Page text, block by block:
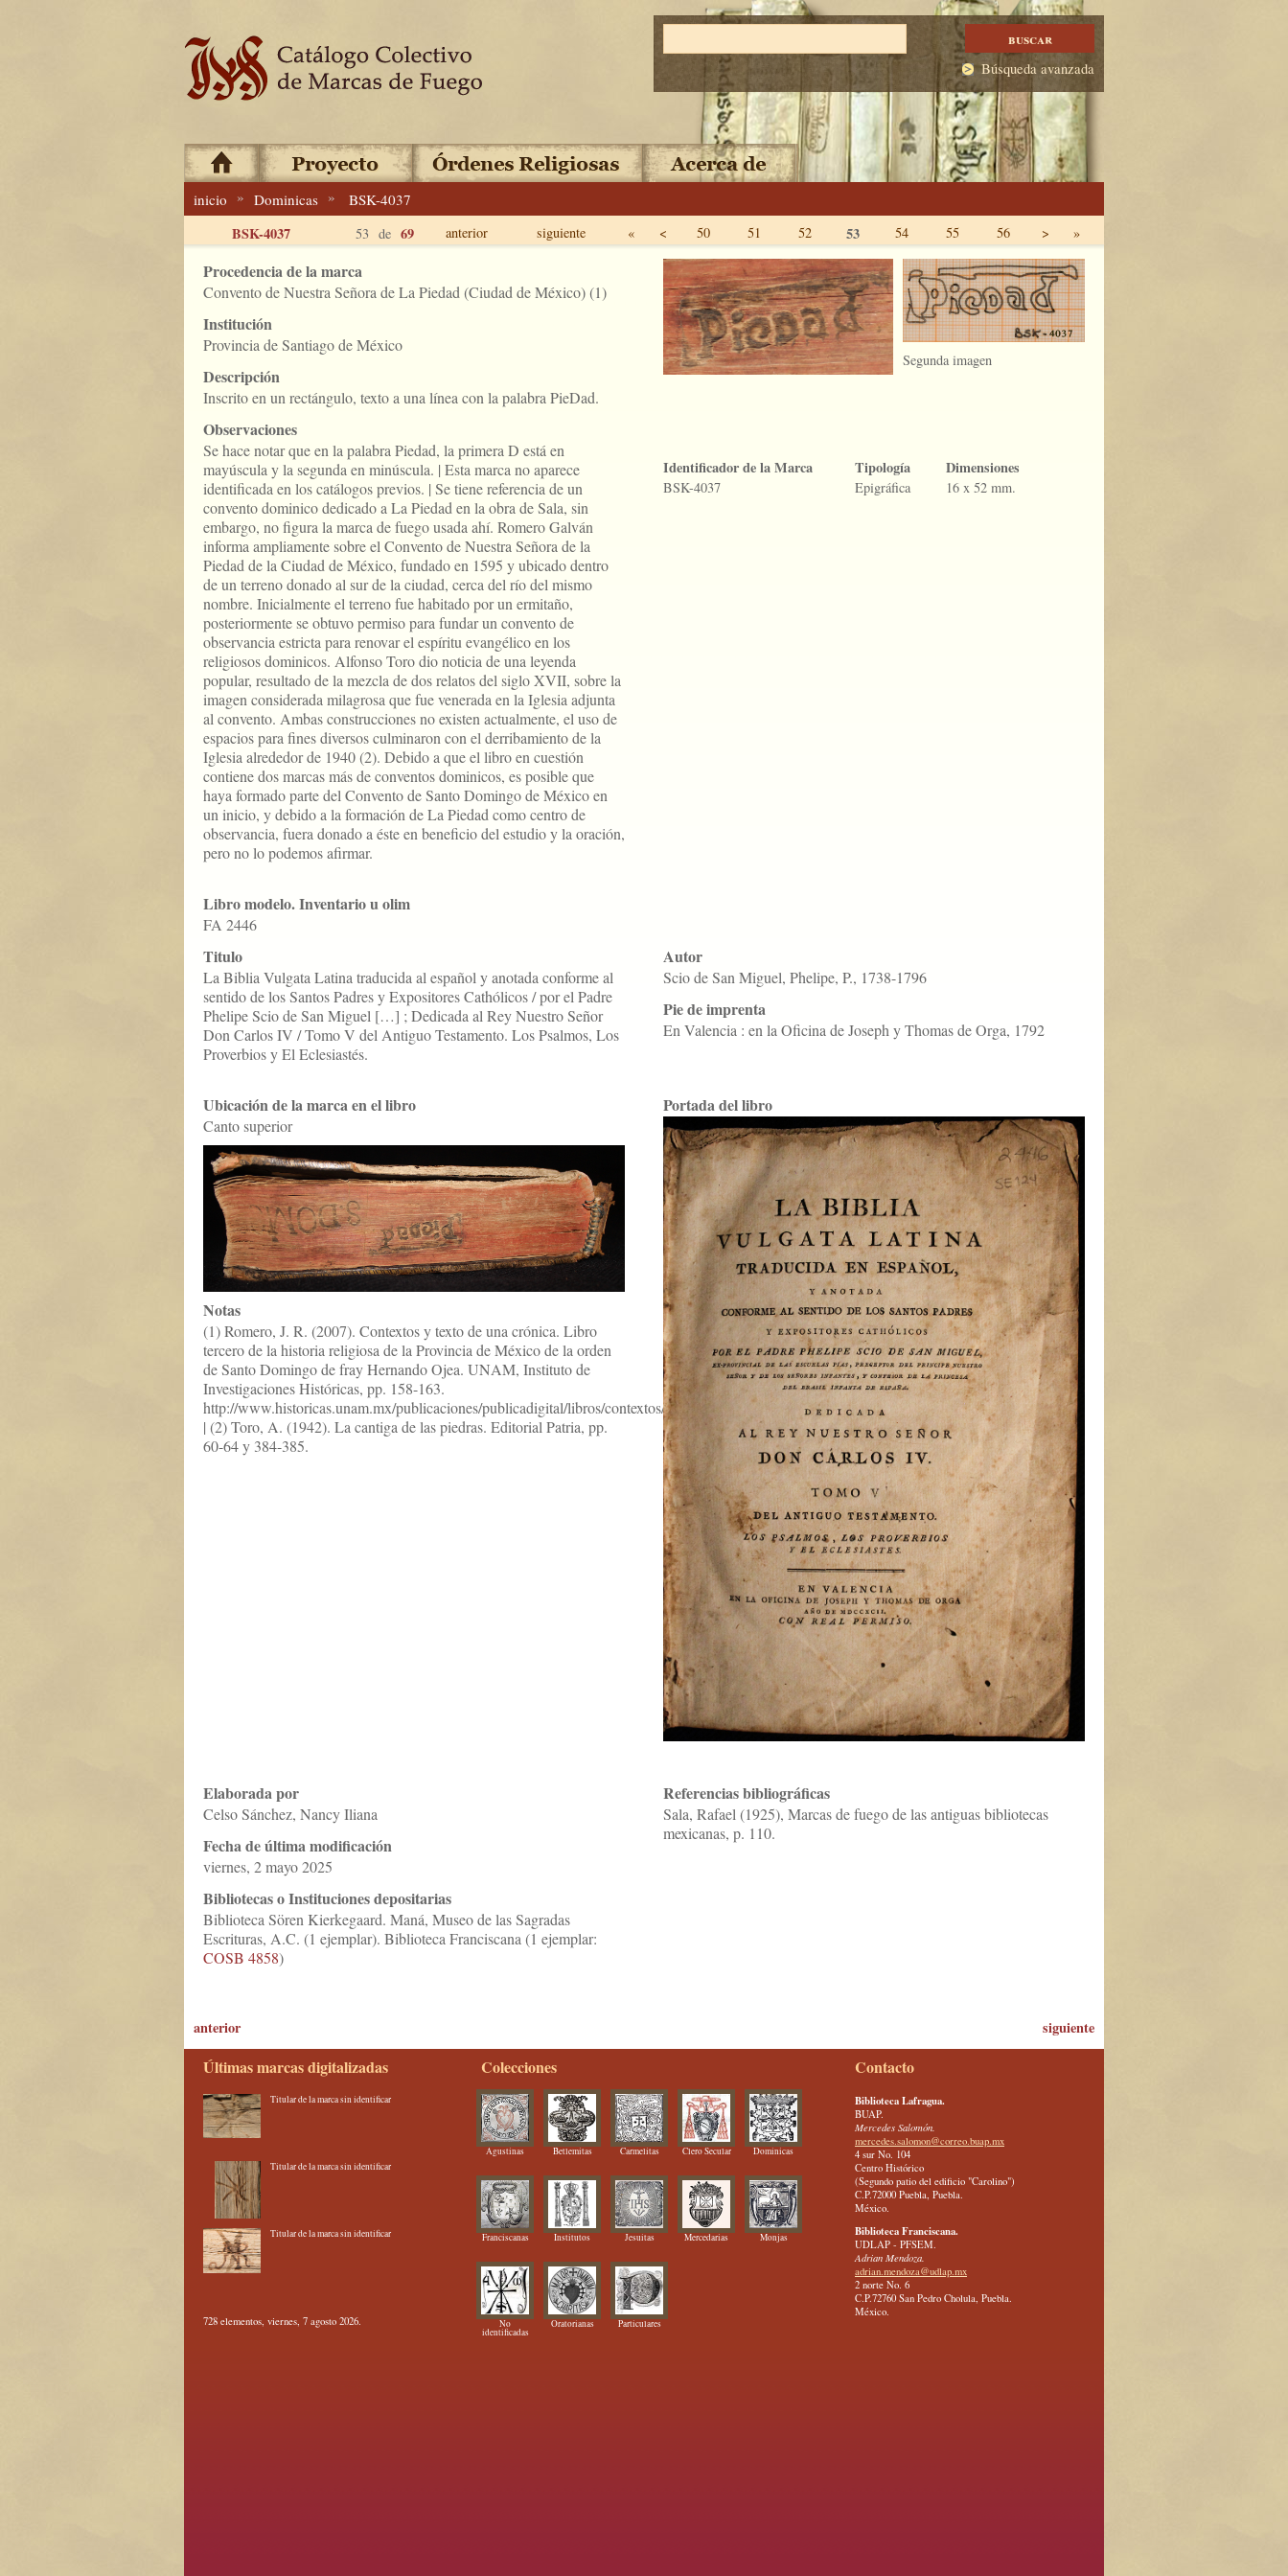
Búsqueda avanzada
inicio » Dominicas » BSK-4037
BSK-4037 53 de 69 anterior siguiente « < 50 51 52 53 54 55 56 > »
Procedencia de la marca
Convento de Nuestra Señora de La Piedad (Ciudad de México) (1)
Institución
Provincia de Santiago de México
Descripción
Inscrito en un rectángulo, texto a una línea con la palabra PieDad.
Observaciones
Se hace notar que en la palabra Piedad, la primera D está en
mayúscula y la segunda en minúscula. | Esta marca no aparece
identificada en los catálogos previos. | Se tiene referencia de un
convento dominico dedicado a La Piedad en la obra de Sala, sin
embargo, no figura la marca de fuego usada ahí. Romero Galván
informa ampliamente sobre el Convento de Nuestra Señora de la
Piedad de la Ciudad de México, fundado en 1595 y ubicado dentro
de un terreno donado al sur de la ciudad, cerca del río del mismo
nombre. Inicialmente el terreno fue habitado por un ermitaño,
posteriormente se obtuvo permiso para fundar un convento de
observancia estricta para renovar el espíritu evangélico en los
religiosos dominicos. Alfonso Toro dio noticia de una leyenda
popular, resultado de la mezcla de dos relatos del siglo XVII, sobre la
imagen considerada milagrosa que fue venerada en la Iglesia adjunta
al convento. Ambas construcciones no existen actualmente, el uso de
espacios para fines diversos culminaron con el derribamiento de la
Iglesia alrededor de 1940 (2). Debido a que el libro en cuestión
contiene dos marcas más de conventos dominicos, es posible que
haya formado parte del Convento de Santo Domingo de México en
un inicio, y debido a la formación de La Piedad como centro de
observancia, fuera donado a éste en beneficio del estudio y la oración,
pero no lo podemos afirmar.
Segunda imagen
Identificador de la Marca
BSK-4037
Tipología
Epigráfica
Dimensiones
16 x 52 mm.
Libro modelo. Inventario u olim
FA 2446
Titulo
La Biblia Vulgata Latina traducida al español y anotada conforme al
sentido de los Santos Padres y Expositores Cathólicos / por el Padre
Phelipe Scio de San Miguel […] ; Dedicada al Rey Nuestro Señor
Don Carlos IV / Tomo V del Antiguo Testamento. Los Psalmos, Los
Proverbios y El Eclesiastés.
Autor
Scio de San Miguel, Phelipe, P., 1738-1796
Pie de imprenta
En Valencia : en la Oficina de Joseph y Thomas de Orga, 1792
Ubicación de la marca en el libro
Canto superior
Notas
(1) Romero, J. R. (2007). Contextos y texto de una crónica. Libro
tercero de la historia religiosa de la Provincia de México de la orden
de Santo Domingo de fray Hernando Ojea. UNAM, Instituto de
Investigaciones Históricas, pp. 158-163.
http://www.historicas.unam.mx/publicaciones/publicadigital/libros/contextos/texto.html
| (2) Toro, A. (1942). La cantiga de las piedras. Editorial Patria, pp.
60-64 y 384-385.
Portada del libro
Elaborada por
Celso Sánchez, Nancy Iliana
Fecha de última modificación
viernes, 2 mayo 2025
Bibliotecas o Instituciones depositarias
Biblioteca Sören Kierkegaard. Maná, Museo de las Sagradas
Escrituras, A.C. (1 ejemplar). Biblioteca Franciscana (1 ejemplar:
COSB 4858)
Referencias bibliográficas
Sala, Rafael (1925), Marcas de fuego de las antiguas bibliotecas
mexicanas, p. 110.
anterior siguiente
Últimas marcas digitalizadas
Titular de la marca sin identificar
Titular de la marca sin identificar
Titular de la marca sin identificar
728 elementos, viernes, 7 agosto 2026.
Colecciones
Agustinas Betlemitas Carmelitas Clero Secular Dominicas
Franciscanas Institutos Jesuitas Mercedarias Monjas
No
identificadas
Oratorianas Particulares
Contacto
Biblioteca Lafragua.
BUAP.
Mercedes Salomón.
mercedes.salomon@correo.buap.mx
4 sur No. 104
Centro Histórico
(Segundo patio del edificio "Carolino")
C.P.72000 Puebla, Puebla.
México.
Biblioteca Franciscana.
UDLAP - PFSEM.
Adrian Mendoza.
adrian.mendoza@udlap.mx
2 norte No. 6
C.P.72760 San Pedro Cholula, Puebla.
México.